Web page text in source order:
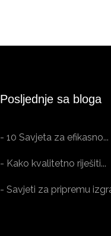
Posljednje sa bloga
- 10 Savjeta za efikasno...
- Kako kvalitetno riješiti...
- Savjeti za pripremu